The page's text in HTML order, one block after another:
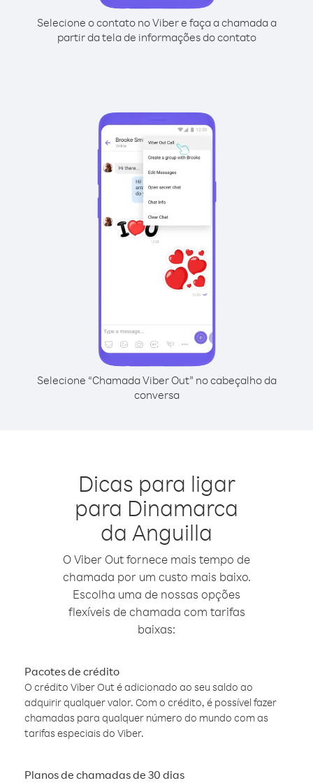
Selecione o contato no Viber e faça a chamada a
partir da tela de informações do contato
Selecione “Chamada Viber Out” no cabeçalho da
conversa
Dicas para ligar
para Dinamarca
da Anguilla
O Viber Out fornece mais tempo de
chamada por um custo mais baixo.
Escolha uma de nossas opções
flexíveis de chamada com tarifas
baixas:
Pacotes de crédito
O crédito Viber Out é adicionado ao seu saldo ao
adquirir qualquer valor. Com o crédito, é possível fazer
chamadas para qualquer número do mundo com as
tarifas especiais do Viber.
Planos de chamadas de 30 dias